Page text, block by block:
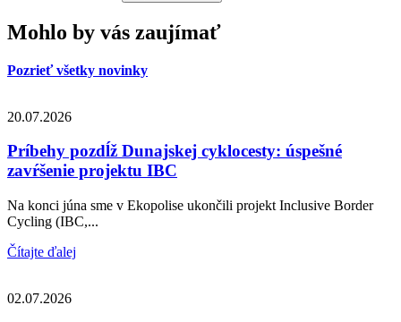
Mohlo by vás zaujímať
Pozrieť všetky novinky
20.07.2026
Príbehy pozdĺž Dunajskej cyklocesty: úspešné
zavŕšenie projektu IBC
Na konci júna sme v Ekopolise ukončili projekt Inclusive Border
Cycling (IBC,...
Čítajte ďalej
02.07.2026